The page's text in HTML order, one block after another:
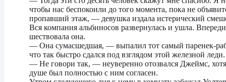
чтобы нас беспокоили до того момента, пока не
пропавший этаж, — девушка издала истерический
Вся компания альбиносов развернулась и ушла.
шествовала она.
— Она сумасшедшая, — выпалил тот самый паренек-
что так быстро сдался под взглядом этой железной леди.
— Не говори так, — неуверенно отозвался Джеймс,
душе был полностью с ним согласен.